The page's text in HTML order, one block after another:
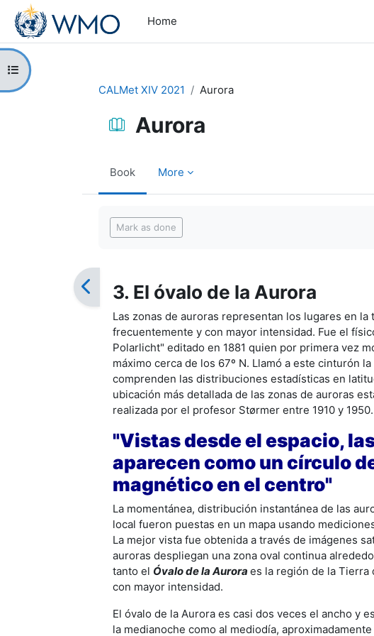
Skip to main content
Home
Open course index
CALMet XIV 2021
Aurora
Aurora
Book More
Mark as done
3. El óvalo de la Aurora
Las zonas de auroras representan los lugares en
frecuentemente y con mayor intensidad. Fue el
Polarlicht" editado en 1881 quien por primera vez
máximo cerca de los 67º N. Llamó a este cinturón
comprenden las distribuciones estadísticas en
ubicación más detallada de las zonas de auroras
realizada por el profesor Størmer entre 1910 y 1950.
"Vistas desde el espacio,
aparecen como un círculo
magnético en el centro"
La momentánea, distribución instantánea de las
local fueron puestas en un mapa usando
La mejor vista fue obtenida a través de imágenes
auroras despliegan una zona oval continua
tanto el Óvalo de la Aurora es la región de la Tierra
con mayor intensidad.
El óvalo de la Aurora es casi dos veces el ancho y
la medianoche como al mediodía,